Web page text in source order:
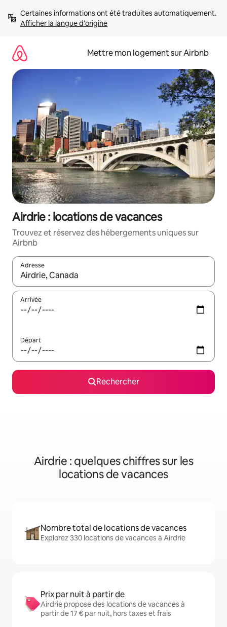
directement
Afficher la langue d'origine
Mettre mon logement sur Airbnb
Airdrie : locations de vacances
Trouvez et réservez des hébergements uniques sur
Airbnb
Adresse
Lorsque les résultats s'affichent, utilisez les flèches vers le
Arrivée
Départ
Rechercher
Airdrie : quelques chiffres sur les
locations de vacances
Nombre total de locations de vacances
Explorez 330 locations de vacances à Airdrie
Prix par nuit à partir de
Airdrie propose des locations de vacances à
partir de 17 € par nuit, hors taxes et frais